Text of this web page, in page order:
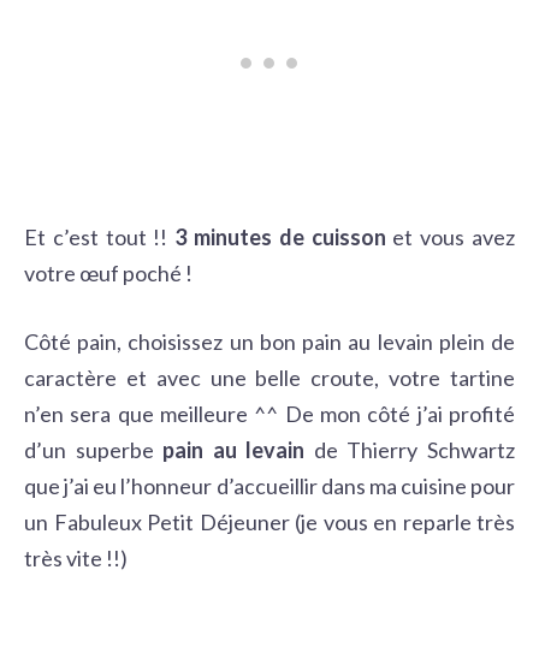
Et c’est tout !! 3 minutes de cuisson et vous avez
votre œuf poché !
Côté pain, choisissez un bon pain au levain plein de
caractère et avec une belle croute, votre tartine
n’en sera que meilleure ^^ De mon côté j’ai profité
d’un superbe pain au levain de Thierry Schwartz
que j’ai eu l’honneur d’accueillir dans ma cuisine pour
un Fabuleux Petit Déjeuner (je vous en reparle très
très vite !!)